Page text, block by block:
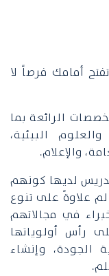
أمامك فرصاً لا
الرائعة بما
البيئية،
والإعلام.
لديها كونهم
علاوةً على تنوع
في مجالاتهم
رأس أولوياتها
الجودة، وإنشاء